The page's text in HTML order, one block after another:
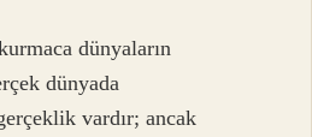
dünyaların
dünyada
vardır; ancak